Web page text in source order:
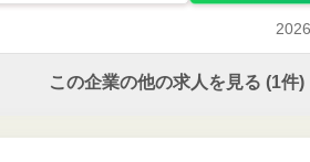
この企業の他の求人を見る (1件)